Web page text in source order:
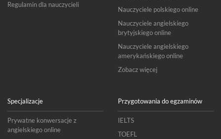
Regulamin dla nauczycieli
Nauczyciele polskiego online
Nauczyciele angielskiego
brytyjskiego online
Nauczyciele angielskiego
amerykańskiego online
Zobacz więcej
Specjalizacje
Prywatne konwersacje z
angielskiego online
Przygotowania do egzaminów
IELTS
TOEFL